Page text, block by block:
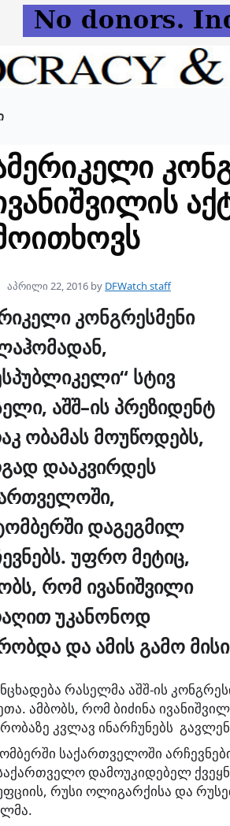
აპრილი 22, 2016 by DFWatch staff
კონგრესმენი
სტივ
აშშ–ის პრეზიდენტ
ობამას მოუწოდებს,
დააკვირდეს
დაგეგმილ
უფრო მეტიც,
რომ ივანიშვილი
უკანონოდ
და ამის გამო
რასელმა აშშ-ის
ამბობს, რომ ბიძინა
კვლავ ინარჩუნებს
საქართველოში
დამოუკიდებელ
რუსი ოლიგარქისა და